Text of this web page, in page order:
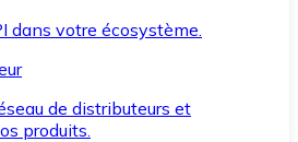
dans votre écosystème.
de distributeurs et
produits.